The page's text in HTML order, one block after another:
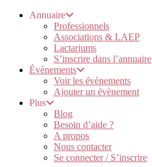
Annuaire
Professionnels
Associations & LAEP
Lactariums
S’inscrire dans l’annuaire
Évènements
Voir les évènements
Ajouter un évènement
Plus
Blog
Besoin d’aide ?
A propos
Nous contacter
Se connecter / S’inscrire